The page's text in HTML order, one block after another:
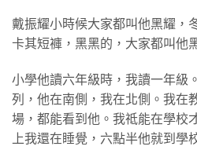
戴振耀小時候大家都叫他黑耀，
卡其短褲，黑黑的，大家都叫他
小學他讀六年級時，我讀一年級
列，他在南側，我在北側。我在
場，都能看到他。我祗能在學校
上我還在睡覺，六點半他就到學